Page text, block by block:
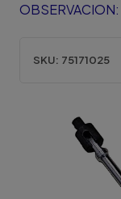
OBSERVACION:
SKU: 75171025